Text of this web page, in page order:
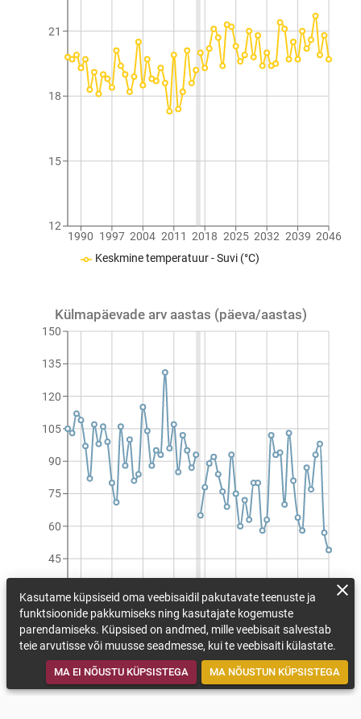
1990 1997 2004 2011 2018 2025 2032 2039 2046
12
15
18
21
Keskmine temperatuur - Suvi (°C)
Külmapäevade arv aastas (päeva/aastas)
1990 1997 2004 2011 2018 2025 2032 2039
45
60
75
90
105
120
135
150
Külmapäevade arv aastas (päeva/aastas)
VAATA KOHANEMISMEETMEID TAGASI KAARDILE
Kasutame küpsiseid oma veebisaidil pakutavate teenuste ja
funktsioonide pakkumiseks ning kasutajate kogemuste
parendamiseks. Küpsised on andmed, mille veebisait salvestab
teie arvutisse või muusse seadmesse, kui te veebisaiti külastate.
MA EI NÕUSTU KÜPSISTEGA MA NÕUSTUN KÜPSISTEGA